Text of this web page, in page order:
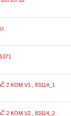
2 KOM V1 , 83114_1
2 KOM V2 , 83114_2